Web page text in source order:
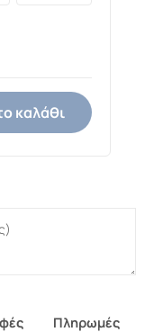
καλάθι
Πληρωμές